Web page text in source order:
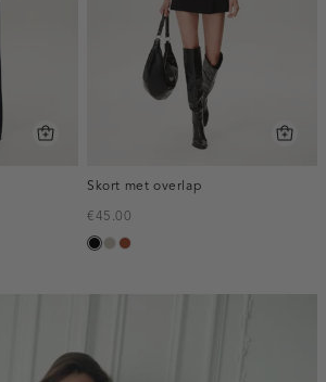
Skort met overlap
€45.00
zwart
taupe,
bruin